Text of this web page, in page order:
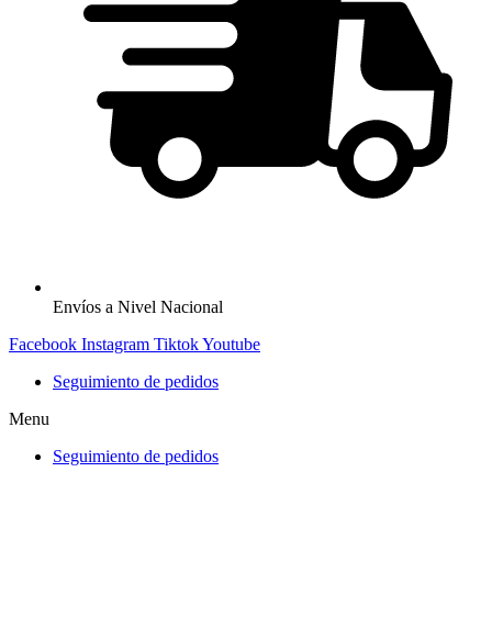
Envíos a Nivel Nacional
Facebook Instagram TiktokYoutube
Seguimiento de pedidos
Menu
Seguimiento de pedidos